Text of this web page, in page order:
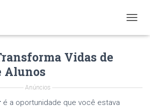
O
Vidas de
Alunos
Anúncios
é a oportunidade que você estava